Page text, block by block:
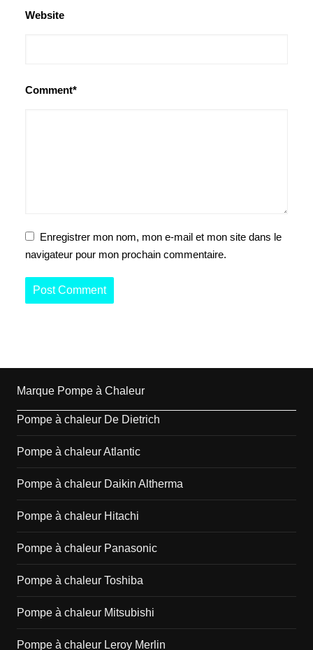
Website
Comment*
Enregistrer mon nom, mon e-mail et mon site dans le
navigateur pour mon prochain commentaire.
Marque Pompe à Chaleur
Pompe à chaleur De Dietrich
Pompe à chaleur Atlantic
Pompe à chaleur Daikin Altherma
Pompe à chaleur Hitachi
Pompe à chaleur Panasonic
Pompe à chaleur Toshiba
Pompe à chaleur Mitsubishi
Pompe à chaleur Leroy Merlin